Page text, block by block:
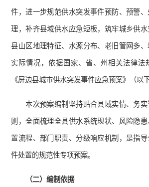
件，进一步规范供水突发事件预防、预警
理，补齐县域供水应急短板，筑牢城乡供
县山区地理特征、水源分布、老旧管网多
实际情况，依据国家、省、州相关法律法
《屏边县城市供水突发事件应急预案》（以
本次预案编制坚持贴合县域实情、务
则，全面梳理全县供水系统现状、风险隐
置流程、部门职责、分级响应机制，是指
件处置的规范性专项预案。
（二）编制依据